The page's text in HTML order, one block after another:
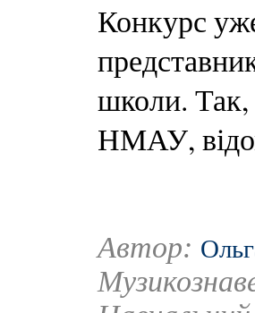
Конкурс
школи. Так,
НМАУ,
Автор: